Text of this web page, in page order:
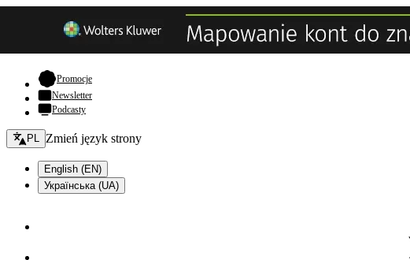
Promocje- otwiera się w nowej karcie
Newsletter
Podcasty
Zmień język - bieżący:
PL Zmień język strony
English (EN)
Українська (UA)